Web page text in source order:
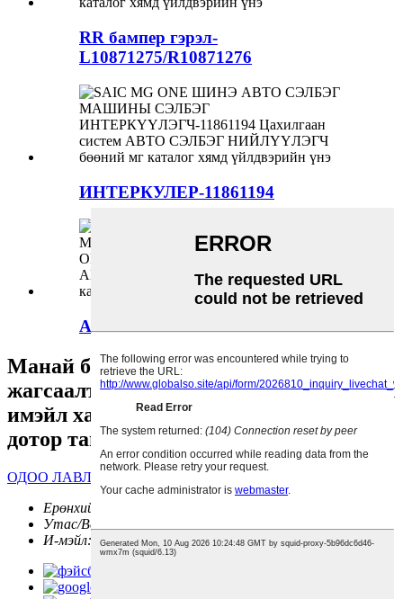
RR бампер гэрэл-
L10871275/R10871276
ИНТЕРКУЛЕР-11861194
АСААЛТЫН ОРООМОГ-10236893
Манай бүтээгдэхүүн эсвэл үнийн
жагсаалтын талаар лавлах зүйл байвал
имэйл хаягаа үлдээнэ үү, бид 24 цагийн
дотор тантай холбогдох болно.
ОДОО ЛАВЛАГАА ӨГӨХ
Ерөнхий менежер:
Утас/Вечат:
И-мэйл: 76997208@QQ.COM